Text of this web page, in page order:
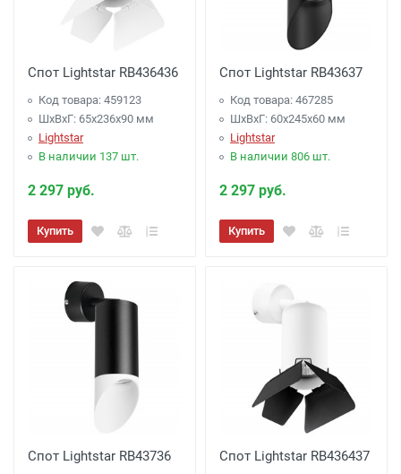
Спот Lightstar RB436436
Код товара: 459123
ШхВхГ: 65x236x90 мм
Lightstar
В наличии 137 шт.
2 297 руб.
Купить
Спот Lightstar RB43637
Код товара: 467285
ШхВхГ: 60x245x60 мм
Lightstar
В наличии 806 шт.
2 297 руб.
Купить
Спот Lightstar RB43736 Спот Lightstar RB436437